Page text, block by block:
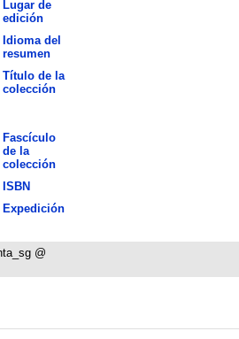
Lugar de
edición
Idioma del
resumen
Título de la
colección
Fascículo
de la
colección
ISBN
Expedición
@